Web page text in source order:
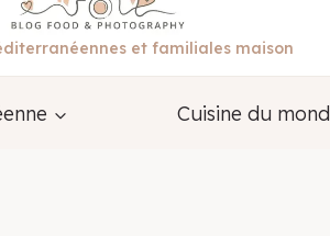
et familiales maison
Cuisine du